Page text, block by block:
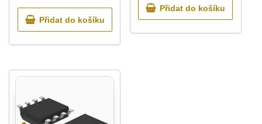
Přidat do košíku
Přidat do košíku